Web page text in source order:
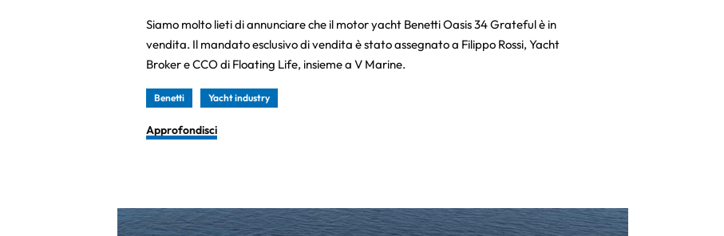
Siamo molto lieti di annunciare che il motor yacht Benetti Oasis 34 Grateful è in
vendita. Il mandato esclusivo di vendita è stato assegnato a Filippo Rossi, Yacht
Broker e CCO di Floating Life, insieme a V Marine.
Benetti Yacht industry
Approfondisci